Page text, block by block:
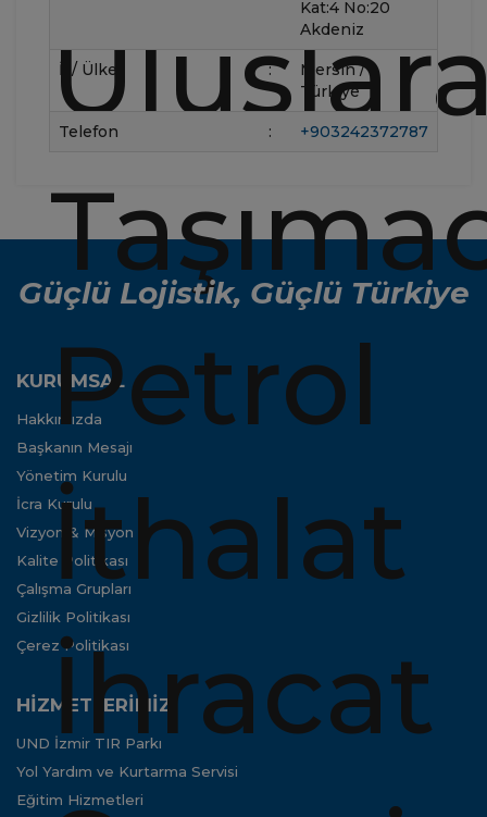
Kat:4 No:20
Akdeniz
İl / Ülke :
Mersin /
Türkiye
Telefon : +903242372787
Güçlü Lojistik, Güçlü Türkiye
KURUMSAL
Hakkımızda
Başkanın Mesajı
Yönetim Kurulu
İcra Kurulu
Vizyon & Misyon
Kalite Politikası
Çalışma Grupları
Gizlilik Politikası
Çerez Politikası
HİZMETLERİMİZ
UND İzmir TIR Parkı
Yol Yardım ve Kurtarma Servisi
Eğitim Hizmetleri